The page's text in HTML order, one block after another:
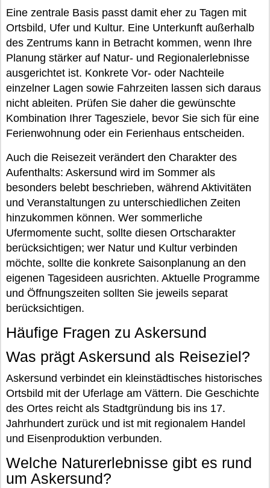
Eine zentrale Basis passt damit eher zu Tagen mit
Ortsbild, Ufer und Kultur. Eine Unterkunft außerhalb
des Zentrums kann in Betracht kommen, wenn Ihre
Planung stärker auf Natur- und Regionalerlebnisse
ausgerichtet ist. Konkrete Vor- oder Nachteile
einzelner Lagen sowie Fahrzeiten lassen sich daraus
nicht ableiten. Prüfen Sie daher die gewünschte
Kombination Ihrer Tagesziele, bevor Sie sich für eine
Ferienwohnung oder ein Ferienhaus entscheiden.
Auch die Reisezeit verändert den Charakter des
Aufenthalts: Askersund wird im Sommer als
besonders belebt beschrieben, während Aktivitäten
und Veranstaltungen zu unterschiedlichen Zeiten
hinzukommen können. Wer sommerliche
Ufermomente sucht, sollte diesen Ortscharakter
berücksichtigen; wer Natur und Kultur verbinden
möchte, sollte die konkrete Saisonplanung an den
eigenen Tagesideen ausrichten. Aktuelle Programme
und Öffnungszeiten sollten Sie jeweils separat
berücksichtigen.
Häufige Fragen zu Askersund
Was prägt Askersund als Reiseziel?
Askersund verbindet ein kleinstädtisches historisches
Ortsbild mit der Uferlage am Vättern. Die Geschichte
des Ortes reicht als Stadtgründung bis ins 17.
Jahrhundert zurück und ist mit regionalem Handel
und Eisenproduktion verbunden.
Welche Naturerlebnisse gibt es rund
um Askersund?